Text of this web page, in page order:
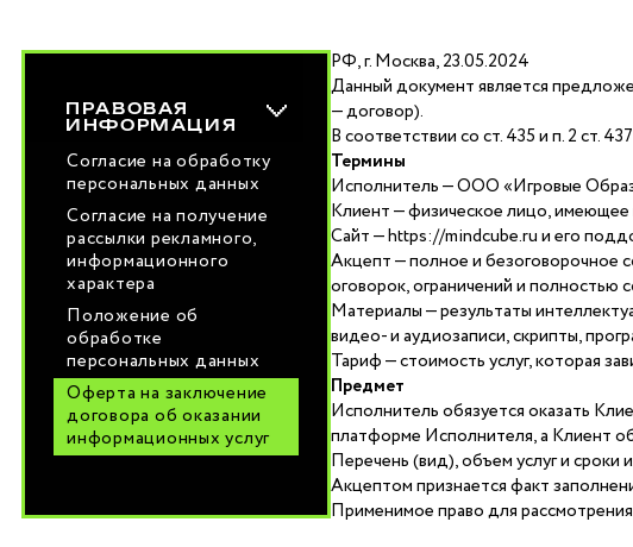
ПРАВОВАЯ
ИНФОРМАЦИЯ
Согласие на обработку
персональных данных
Согласие на получение
рассылки рекламного,
информационного
характера
Положение об
обработке
персональных данных
Оферта на заключение
договора об оказании
информационных услуг
РФ, г. Москва, 23.05.2024
Данный документ является
— договор).
В соответствии со ст. 435 и п. 2 ст.
Термины
Исполнитель — ООО «Игровые
Клиент — физическое лицо, имеющее
Сайт — https://mindcube.ru и его
Акцепт — полное и безоговорочное
оговорок, ограничений и полностью
Материалы — результаты
видео- и аудиозаписи, скрипты,
Тариф — стоимость услуг, которая
Предмет
Исполнитель обязуется оказать
платформе Исполнителя, а Клиент
Перечень (вид), объем услуг и сроки
Акцептом признается факт
Применимое право для